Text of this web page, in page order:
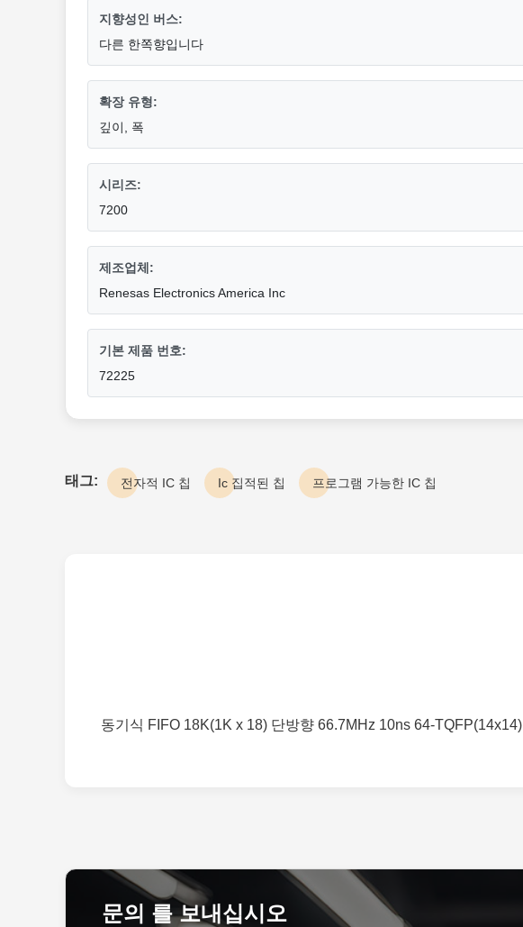
지향성인 버스:
다른 한쪽향입니다
확장 유형:
깊이, 폭
시리즈:
7200
제조업체:
Renesas Electronics America Inc
기본 제품 번호:
72225
태그: 전자적 IC 칩 Ic 집적된 칩 프로그램 가능한 IC 칩
동기식 FIFO 18K(1K x 18) 단방향 66.7MHz 10ns 64-TQFP(14x14)
문의 를 보내십시오